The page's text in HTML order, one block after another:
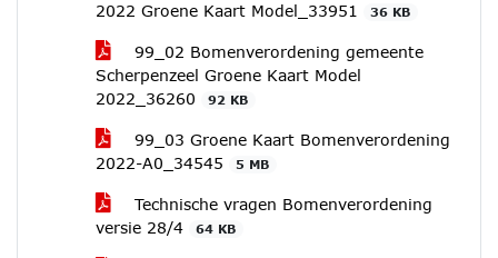
2022 Groene Kaart Model_33951
36 KB
99_02 Bomenverordening gemeente
Scherpenzeel Groene Kaart Model
2022_36260
92 KB
99_03 Groene Kaart Bomenverordening
2022-A0_34545
5 MB
Technische vragen Bomenverordening
versie 28/4
64 KB